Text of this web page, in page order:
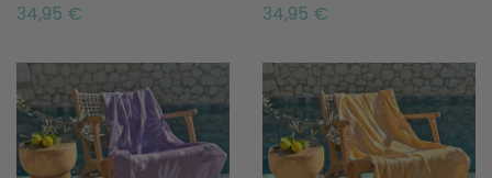
34,95 € 34,95 €